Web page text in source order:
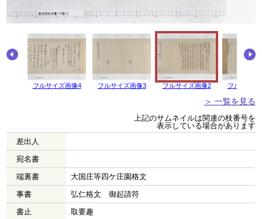
フルサイズ画像4 フルサイズ画像3 フルサイズ画像2 フルサイズ
＞ 一覧を見る
上記のサムネイルは関連の枝番号を
表示している場合があります
差出人
宛名書
端裏書
大国庄等四ケ庄園格文
事書
弘仁格文 御起請符
書止
取要趣